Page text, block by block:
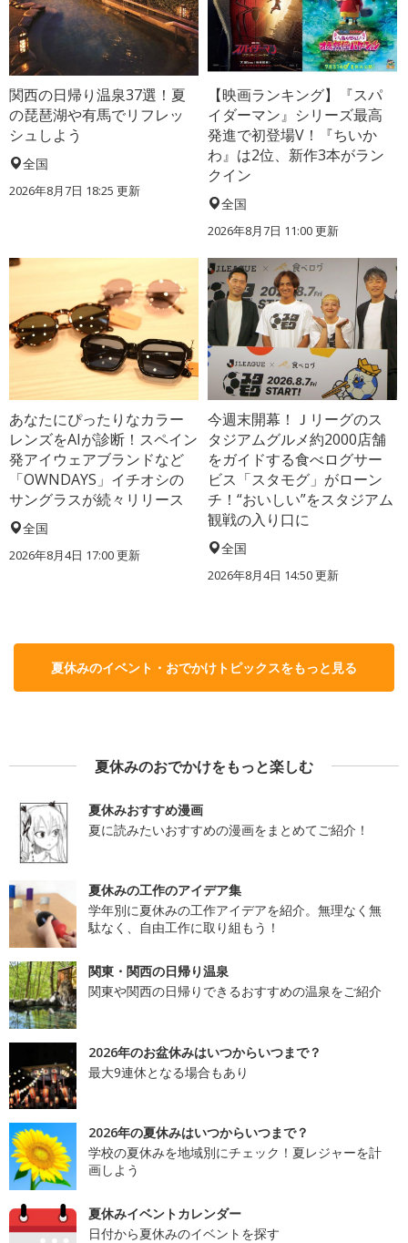
関西の日帰り温泉37選！夏
の琵琶湖や有馬でリフレッ
シュしよう
全国
2026年8月7日 18:25 更新
【映画ランキング】『スパ
イダーマン』シリーズ最高
発進で初登場V！『ちいか
わ』は2位、新作3本がラン
クイン
全国
2026年8月7日 11:00更新
あなたにぴったりなカラー
レンズをAIが診断！スペイン
発アイウェアブランドなど
「OWNDAYS」イチオシの
サングラスが続々リリース
全国
2026年8月4日 17:00更新
今週末開幕！Ｊリーグのス
タジアムグルメ約2000店舗
をガイドする食べログサー
ビス「スタモグ」がローン
チ！“おいしい”をスタジアム
観戦の入り口に
全国
2026年8月4日 14:50更新
夏休みのイベント・おでかけトピックスをもっと見る
夏休みのおでかけをもっと楽しむ
夏休みおすすめ漫画
夏に読みたいおすすめの漫画をまとめてご紹介！
夏休みの工作のアイデア集
学年別に夏休みの工作アイデアを紹介。無理なく無
駄なく、自由工作に取り組もう！
関東・関西の日帰り温泉
関東や関西の日帰りできるおすすめの温泉をご紹介
2026年のお盆休みはいつからいつまで？
最大9連休となる場合もあり
2026年の夏休みはいつからいつまで？
学校の夏休みを地域別にチェック！夏レジャーを計
画しよう
夏休みイベントカレンダー
日付から夏休みのイベントを探す